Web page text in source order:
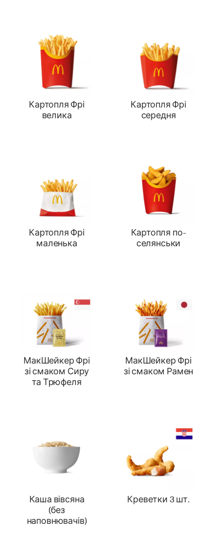
Картопля Фрі
велика
Картопля Фрі
середня
Картопля Фрі
маленька
Картопля по-
селянськи
МакШейкер Фрі
зі смаком Сиру
та Трюфеля
МакШейкер Фрі
зі смаком Рамен
Каша вівсяна
(без
наповнювачів)
Креветки 3 шт.